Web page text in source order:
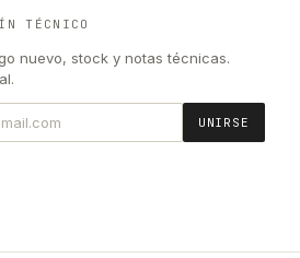
TÉCNICO
nuevo, stock y notas técnicas.
UNIRSE